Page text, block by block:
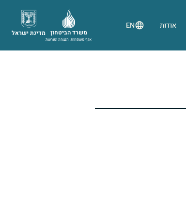
אודות EN
מדינת ישראל משרד הביטחון
אגף משפחות, הנצחה ומורשת